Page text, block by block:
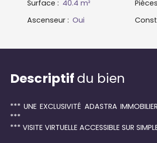
Surface : 40.4 m² Pièces
Ascenseur : Oui
Descriptif du bien
*** UNE EXCLUSIVITÉ ADASTRA
***
*** VISITE VIRTUELLE ACCESSIBLE SUR